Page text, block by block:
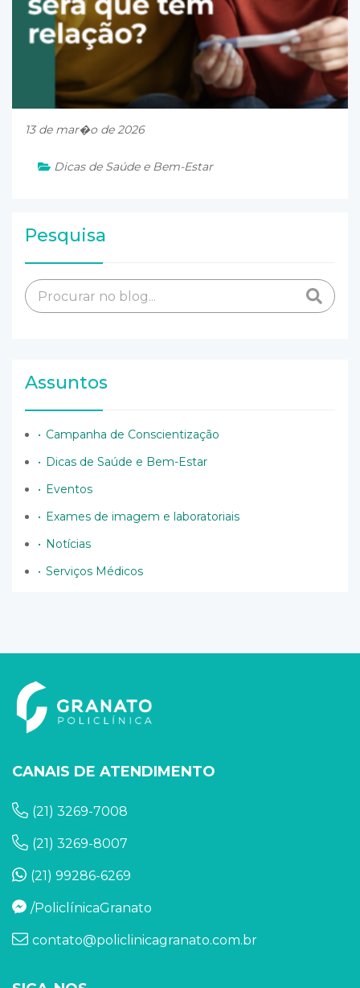
13 de mar�o de 2026
Dicas de Saúde e Bem-Estar
Pesquisa
Assuntos
Campanha de Conscientização
Dicas de Saúde e Bem-Estar
Eventos
Exames de imagem e laboratoriais
Notícias
Serviços Médicos
CANAIS DE ATENDIMENTO
(21) 3269-7008
(21) 3269-8007
(21) 99286-6269
/PoliclínicaGranato
contato@policlinicagranato.com.br